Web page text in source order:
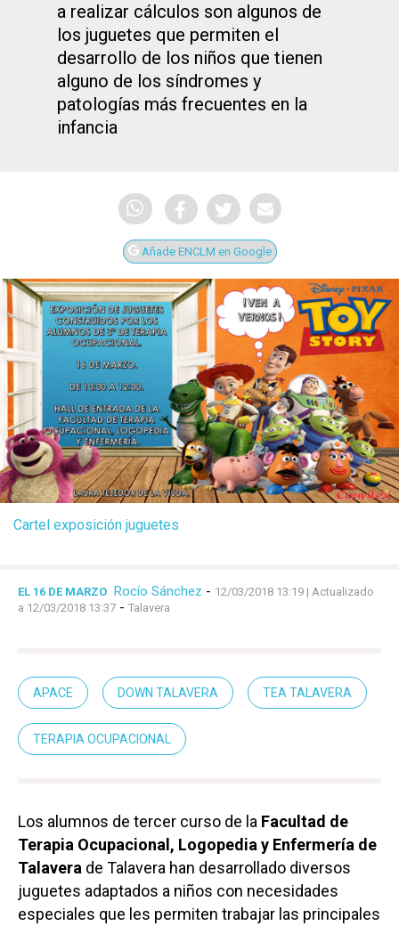
a realizar cálculos son algunos de
los juguetes que permiten el
desarrollo de los niños que tienen
alguno de los síndromes y
patologías más frecuentes en la
infancia
Añade ENCLM en Google
Cartel exposición juguetes
EL 16 DE MARZO Rocío Sánchez - 12/03/2018 13:19 | Actualizado
a 12/03/2018 13:37 - Talavera
APACE DOWN TALAVERA TEA TALAVERA
TERAPIA OCUPACIONAL
Los alumnos de tercer curso de la Facultad de
Terapia Ocupacional, Logopedia y Enfermería de
Talavera de Talavera han desarrollado diversos
juguetes adaptados a niños con necesidades
especiales que les permiten trabajar las principales